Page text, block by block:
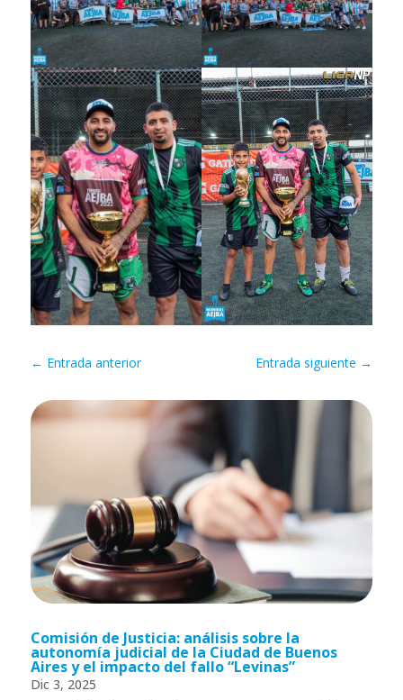
← Entrada anterior Entrada siguiente →
Comisión de Justicia: análisis sobre la
autonomía judicial de la Ciudad de Buenos
Aires y el impacto del fallo “Levinas”
Dic 3, 2025